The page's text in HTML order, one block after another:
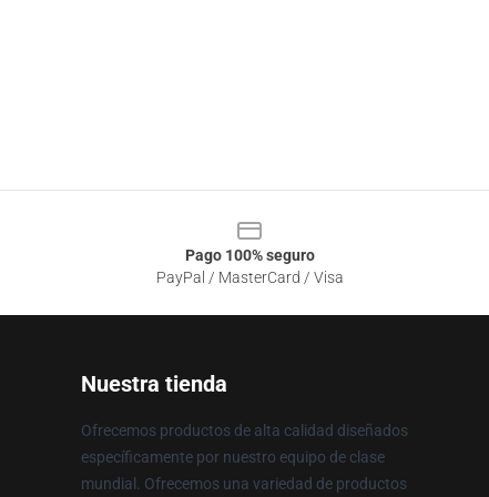
Pago 100% seguro
PayPal / MasterCard / Visa
Nuestra tienda
Ofrecemos productos de alta calidad diseñados
específicamente por nuestro equipo de clase
mundial. Ofrecemos una variedad de productos